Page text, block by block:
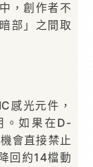
，創作者不
部」之間取
感光元件，
。如果在D-
會直接禁止
回約14檔動